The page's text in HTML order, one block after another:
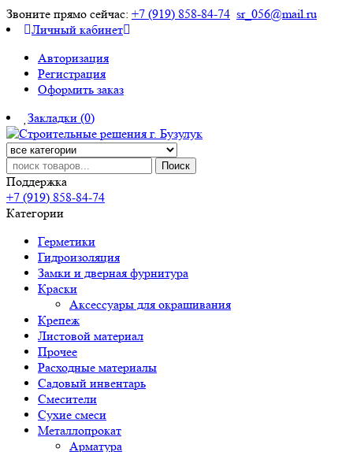
Звоните прямо сейчас: +7 (919) 858-84-74 sr_056@mail.ru
Личный кабинет
Авторизация
Регистрация
Оформить заказ
Закладки (0)
Поиск
Поддержка
+7 (919) 858-84-74
Категории
Герметики
Гидроизоляция
Замки и дверная фурнитура
Краски
Аксессуары для окрашивания
Крепеж
Листовой материал
Прочее
Расходные материалы
Садовый инвентарь
Смесители
Сухие смеси
Металлопрокат
Арматура